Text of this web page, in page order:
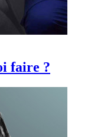
faire ?